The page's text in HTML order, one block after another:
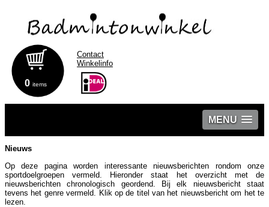
0 items
Contact
Winkelinfo
MENU
Nieuws
Op deze pagina worden interessante nieuwsberichten rondom onze
sportdoelgroepen vermeld. Hieronder staat het overzicht met de
nieuwsberichten chronologisch geordend. Bij elk nieuwsbericht staat
tevens het genre vermeld. Klik op de titel van het nieuwsbericht om het te
lezen.